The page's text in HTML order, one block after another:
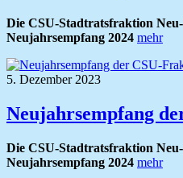
Die CSU-Stadtratsfraktion
Neujahrsempfang 2024 mehr
5. Dezember 2023
Neujahrsempfang
Die CSU-Stadtratsfraktion
Neujahrsempfang 2024 mehr